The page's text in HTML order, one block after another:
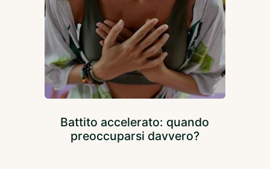
Battito accelerato: quando
preoccuparsi davvero?